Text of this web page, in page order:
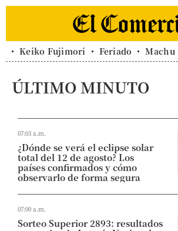
Keiko Fujimori Feriado Machu
ÚLTIMO MINUTO
07:03 a.m.
¿Dónde se verá el eclipse solar
total del 12 de agosto? Los
países confirmados y cómo
observarlo de forma segura
07:00 a.m.
Sorteo Superior 2893: resultados